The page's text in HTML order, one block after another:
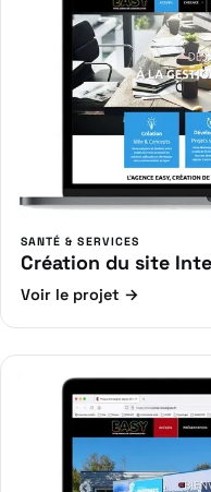
SANTÉ & SERVICES
Création du site
Voir le projet →